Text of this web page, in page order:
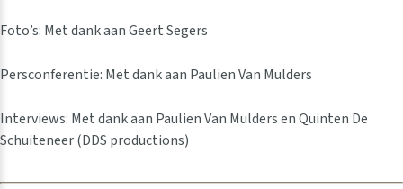
Foto’s: Met dank aan Geert Segers
Persconferentie: Met dank aan Paulien Van Mulders
Interviews: Met dank aan Paulien Van Mulders en Quinten De
Schuiteneer (DDS productions)